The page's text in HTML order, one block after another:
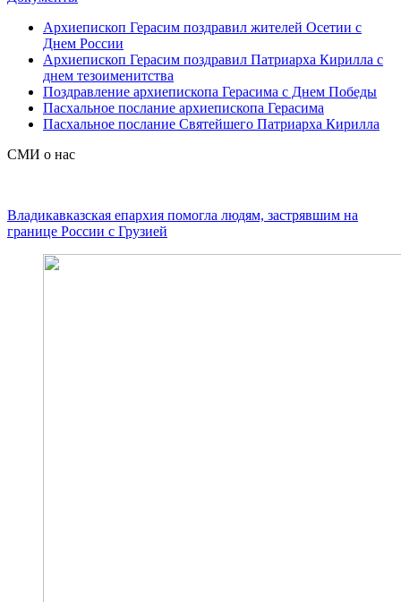
Архиепископ Герасим поздравил жителей Осетии с
Днем России
Архиепископ Герасим поздравил Патриарха Кирилла с
днем тезоименитства
Поздравление архиепископа Герасима с Днем Победы
Пасхальное послание архиепископа Герасима
Пасхальное послание Святейшего Патриарха Кирилла
СМИ о нас
Владикавказская епархия помогла людям, застрявшим на
границе России с Грузией